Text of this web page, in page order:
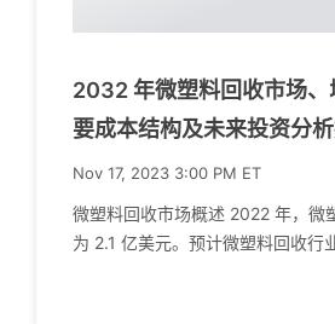
2032 年微塑料回收市场、
要成本结构及未来投资分
Nov 17, 2023 3:00 PM ET
微塑料回收市场概述 2022 年，微
为 2.1 亿美元。预计微塑料回收行